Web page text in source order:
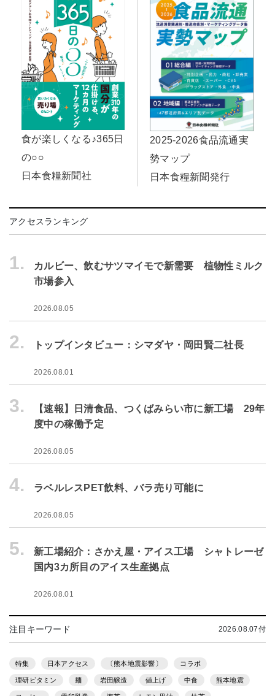
食が楽しくなる♪365日
の○○
日本食糧新聞社
2025-2026食品流通実
勢マップ
日本食糧新聞発行
アクセスランキング
1.
カルビー、飲むサツマイモで新需要 植物性ミルク
市場参入
2026.08.05
2. トップインタビュー：シマダヤ・岡田賢二社長
2026.08.01
3.
【速報】日清食品、つくばみらい市に新工場 29年
度中の稼働予定
2026.08.05
4. ラベルレスPET飲料、バラ売り可能に
2026.08.05
5.
新工場紹介：さかえ屋・アイス工場 シャトレーゼ
国内3カ所目のアイス生産拠点
2026.08.01
注目キーワード 2026.08.07付
特集 日本アクセス 〔熊本地震影響〕 コラボ
理研ビタミン 麺 岩田醸造 値上げ 中食 熊本地震